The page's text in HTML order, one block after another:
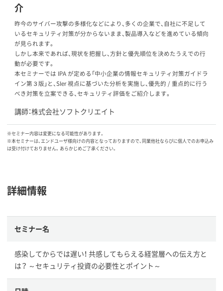
介
昨今のサイバー攻撃の多様化などにより、多くの企業で、自社に不足して
いるセキュリティ対策が分からないまま、製品導入などを進めている傾向
が見られます。
しかし本来であれば、現状を把握し、方針と優先順位を決めたうえでの行
動が必要です。
本セミナーでは IPA が定める「中小企業の情報セキュリティ対策ガイドラ
イン第３版」と、SIer 視点に基づいた分析を実施し、優先的 / 重点的に行う
べき対策を立案できる、セキュリティ評価をご紹介します。
講師：株式会社ソフトクリエイト
※セミナー内容は変更になる可能性があります。
※本セミナーは、エンドユーザ様向けの内容となっておりますので、同業他社ならびに個人でのお申込み
は受け付けておりません。あらかじめご了承ください。
詳細情報
セミナー名
感染してからでは遅い！ 共感してもらえる経営層への伝え方と
は？ ～セキュリティ投資の必要性とポイント～